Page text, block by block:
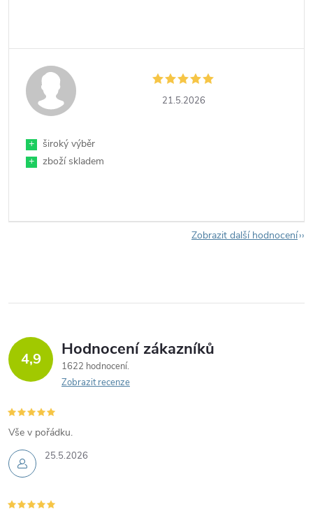
21.5.2026
+
široký výběr
+
zboží skladem
Zobrazit další hodnocení
4,9 Hodnocení zákazníků
1622 hodnocení
Zobrazit recenze
25.5.2026
Vše v pořádku.